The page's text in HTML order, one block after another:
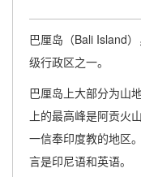
巴厘岛（Bali Island
级行政区之一。
巴厘岛上大部分为山
上的最高峰是阿贡火
一信奉印度教的地区
言是印尼语和英语。